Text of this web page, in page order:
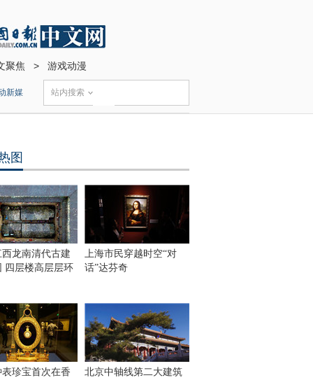
聚焦 > 游戏动漫
新媒 站内搜索
图
龙南清代古建
四层楼高层层环
上海市民穿越时空“对
话”达芬奇
珍宝首次在香
北京中轴线第二大建筑